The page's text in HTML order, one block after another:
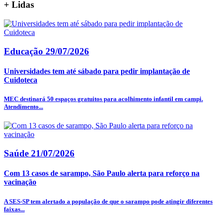
+ Lidas
Educação 29/07/2026
Universidades tem até sábado para pedir implantação de
Cuidoteca
MEC destinará 50 espaços gratuitos para acolhimento infantil em campi.
Atendimento...
Saúde 21/07/2026
Com 13 casos de sarampo, São Paulo alerta para reforço na
vacinação
A SES-SP tem alertado a população de que o sarampo pode atingir diferentes
faixas...